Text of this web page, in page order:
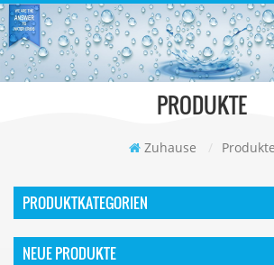
PRODUKTE
Zuhause / Produkte
PRODUKTKATEGORIEN
NEUE PRODUKTE